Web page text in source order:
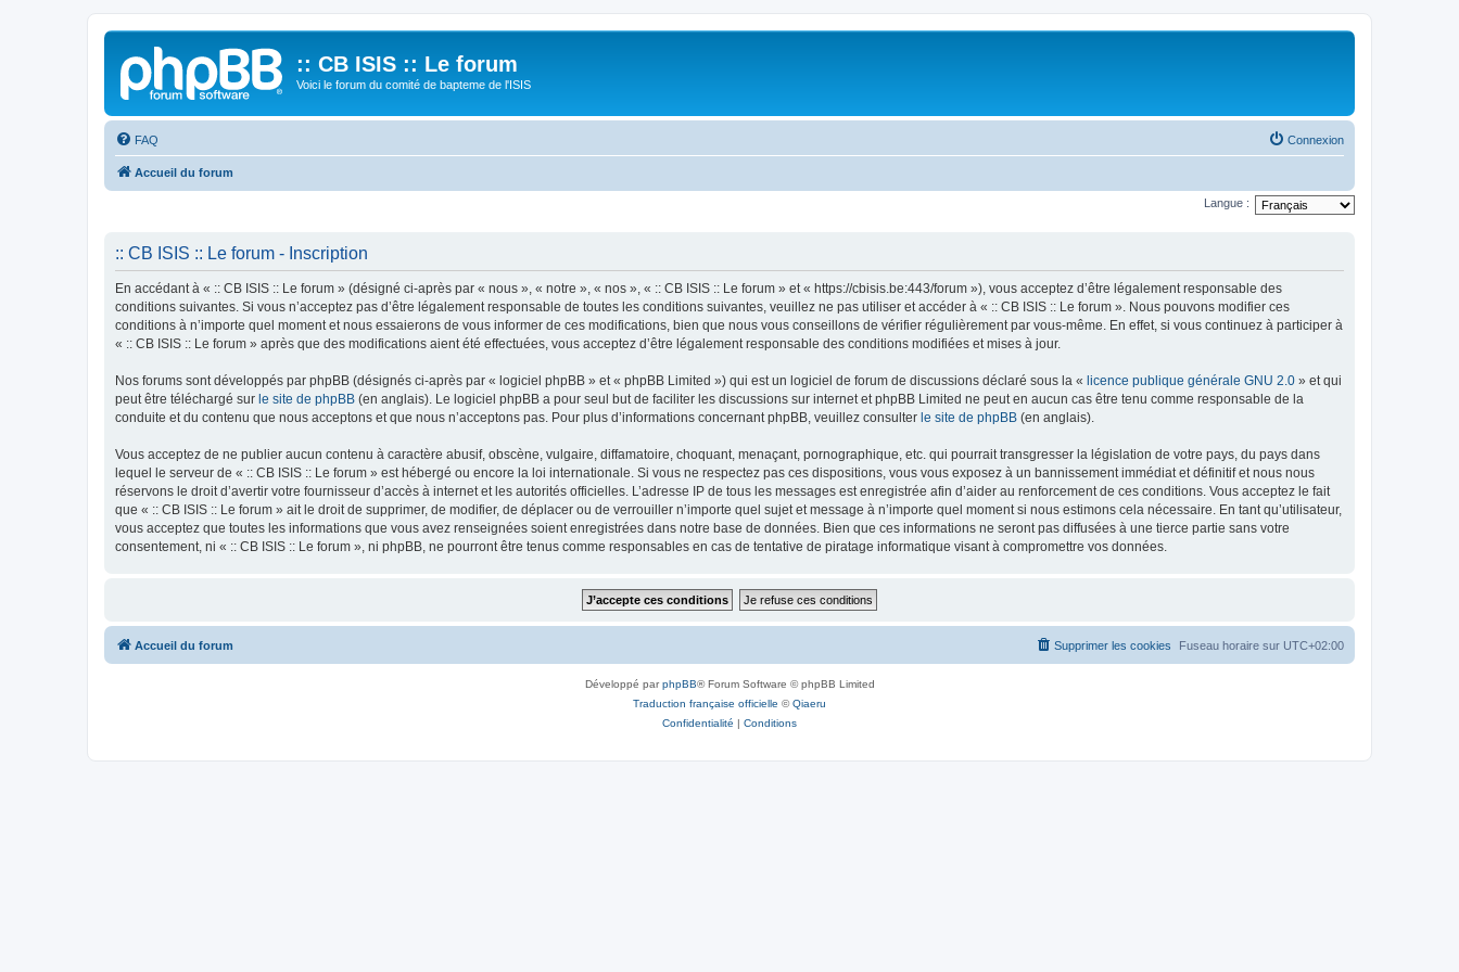
:: CB ISIS :: Le forum
Voici le forum du comité de bapteme de l'ISIS
FAQ Connexion
Accueil du forum
Langue :
:: CB ISIS :: Le forum - Inscription
En accédant à « :: CB ISIS :: Le forum » (désigné ci-après par « nous », « notre », « nos », « :: CB ISIS :: Le forum » et « https://cbisis.be:443/forum »), vous acceptez d’être légalement responsable des
conditions suivantes. Si vous n’acceptez pas d’être légalement responsable de toutes les conditions suivantes, veuillez ne pas utiliser et accéder à « :: CB ISIS :: Le forum ». Nous pouvons modifier ces
conditions à n’importe quel moment et nous essaierons de vous informer de ces modifications, bien que nous vous conseillons de vérifier régulièrement par vous-même. En effet, si vous continuez à participer à
« :: CB ISIS :: Le forum » après que des modifications aient été effectuées, vous acceptez d’être légalement responsable des conditions modifiées et mises à jour.
Nos forums sont développés par phpBB (désignés ci-après par « logiciel phpBB » et « phpBB Limited ») qui est un logiciel de forum de discussions déclaré sous la « licence publique générale GNU 2.0 » et qui
peut être téléchargé sur le site de phpBB (en anglais). Le logiciel phpBB a pour seul but de faciliter les discussions sur internet et phpBB Limited ne peut en aucun cas être tenu comme responsable de la
conduite et du contenu que nous acceptons et que nous n’acceptons pas. Pour plus d’informations concernant phpBB, veuillez consulter le site de phpBB (en anglais).
Vous acceptez de ne publier aucun contenu à caractère abusif, obscène, vulgaire, diffamatoire, choquant, menaçant, pornographique, etc. qui pourrait transgresser la législation de votre pays, du pays dans
lequel le serveur de « :: CB ISIS :: Le forum » est hébergé ou encore la loi internationale. Si vous ne respectez pas ces dispositions, vous vous exposez à un bannissement immédiat et définitif et nous nous
réservons le droit d’avertir votre fournisseur d’accès à internet et les autorités officielles. L’adresse IP de tous les messages est enregistrée afin d’aider au renforcement de ces conditions. Vous acceptez le fait
que « :: CB ISIS :: Le forum » ait le droit de supprimer, de modifier, de déplacer ou de verrouiller n’importe quel sujet et message à n’importe quel moment si nous estimons cela nécessaire. En tant qu’utilisateur,
vous acceptez que toutes les informations que vous avez renseignées soient enregistrées dans notre base de données. Bien que ces informations ne seront pas diffusées à une tierce partie sans votre
consentement, ni « :: CB ISIS :: Le forum », ni phpBB, ne pourront être tenus comme responsables en cas de tentative de piratage informatique visant à compromettre vos données.
Accueil du forum Fuseau horaire sur UTC+02:00
Supprimer les cookies
Développé parphpBB® Forum Software © phpBB Limited
Traduction française officielle ©Qiaeru
Confidentialité | Conditions